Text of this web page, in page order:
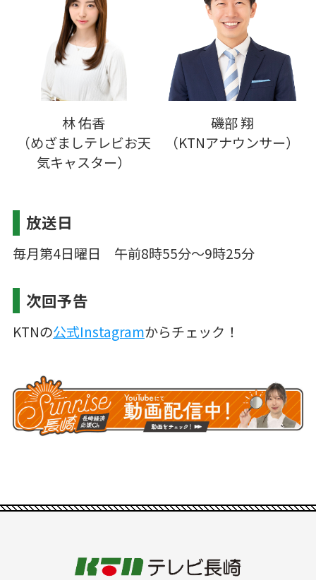
林 佑香
（めざましテレビお天
気キャスター）
磯部 翔
（KTNアナウンサー）
放送日
毎月第4日曜日 午前8時55分～9時25分
次回予告
KTNの公式Instagramからチェック！